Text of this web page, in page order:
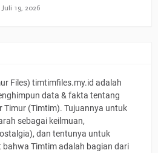
19, 2026
Files) timtimfiles.my.id adalah
data & fakta tentang
Timur (Timtim). Tujuannya untuk
sebagai keilmuan,
dan tentunya untuk
bahwa Timtim adalah bagian dari